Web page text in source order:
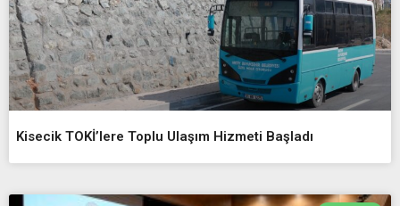
Kisecik TOKİ’lere Toplu Ulaşım Hizmeti Başladı